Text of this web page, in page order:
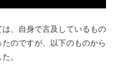
は、自身で言及しているもの
のですが、以下のものから
。